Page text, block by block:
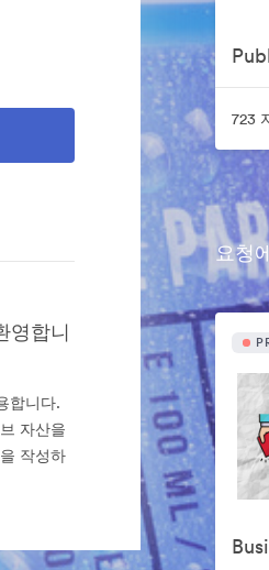
영합니
합니다.
자산을
작성하
723
요청